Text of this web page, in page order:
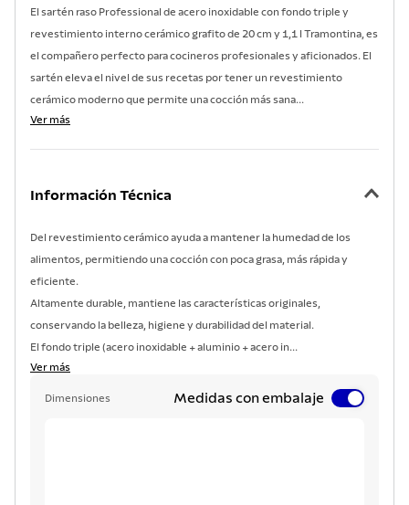
El sartén raso Professional de acero inoxidable con fondo triple y
revestimiento interno cerámico grafito de 20 cm y 1,1 l Tramontina, es
el compañero perfecto para cocineros profesionales y aficionados. El
sartén eleva el nivel de sus recetas por tener un revestimiento
cerámico moderno que permite una cocción más sana...
Ver más
Información Técnica
Del revestimiento cerámico ayuda a mantener la humedad de los
alimentos, permitiendo una cocción con poca grasa, más rápida y
eficiente.
Altamente durable, mantiene las características originales,
conservando la belleza, higiene y durabilidad del material.
El fondo triple (acero inoxidable + aluminio + acero in...
Ver más
Dimensiones Medidas con embalaje